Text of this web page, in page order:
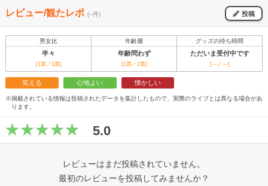
レビュー/観たレポ (--件) 投稿
男女比 年齢層 グッズの待ち時間
半々 年齢問わず ただいま受付中です
[1票／1票] [1票／1票] [---／---]
笑える 心地よい 懐かしい
※掲載されている情報は投稿されたデータを集計したもので、実際のライブとは異なる場合があ
ります。
5.0
レビューはまだ投稿されていません。
最初のレビューを投稿してみませんか？